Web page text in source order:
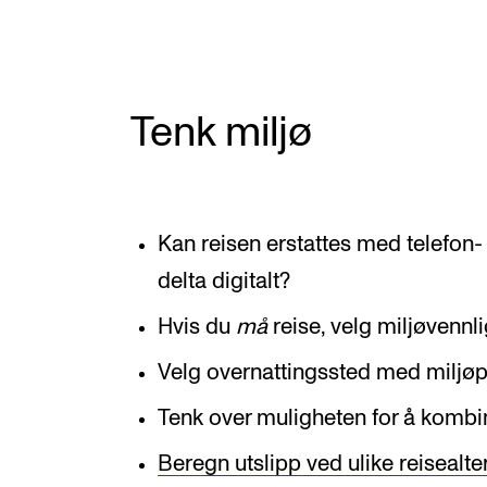
Om FoU på NMH
Livet rundt FoU
For ph.d.-programmet i kunstnerisk
utviklingsarbeid
For ph.d.-programmet i musikkforskning
Forskningsetikk
Tenk miljø
Kan reisen erstattes med
delta digitalt?
Hvis du må reise, velg
Velg overnattingssted med
Tenk over muligheten for å
Beregn utslipp ved ulike